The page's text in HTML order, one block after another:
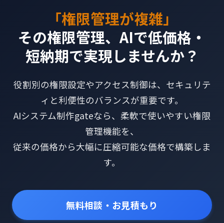
「権限管理が複雑」
その権限管理、AIで低価格・
短納期で実現しませんか？
役割別の権限設定やアクセス制御は、セキュリテ
ィと利便性のバランスが重要です。
AIシステム制作gateなら、柔軟で使いやすい権限
管理機能を、
従来の価格から大幅に圧縮可能な価格で構築しま
す。
無料相談・お見積もり